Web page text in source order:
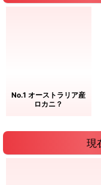
No.1 オーストラリア産
ロカニ？
現